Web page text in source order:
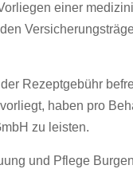
einer
Rezeptgebühr
haben pro
zu leisten.
und Pflege